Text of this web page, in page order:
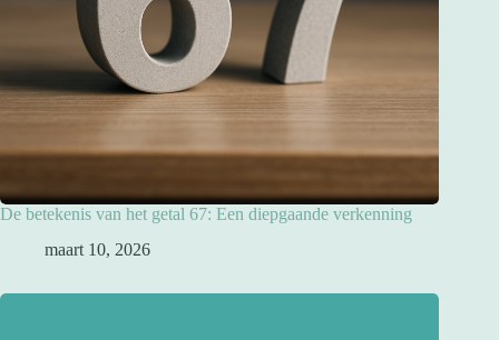
De betekenis van het getal 67: Een diepgaande verkenning
maart 10, 2026